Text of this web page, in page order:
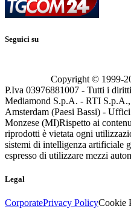
Seguici su
Copyright © 1999-
P.Iva 03976881007 - Tutti i
Mediamond S.p.A. - RTI
Amsterdam (Paesi Bassi) -
Monzese (MI)Rispetto ai
riprodotti è vietata ogni
sistemi di intelligenza artificiale
espresso di utilizzare mezzi
Legal
CorporatePrivacy PolicyCookie